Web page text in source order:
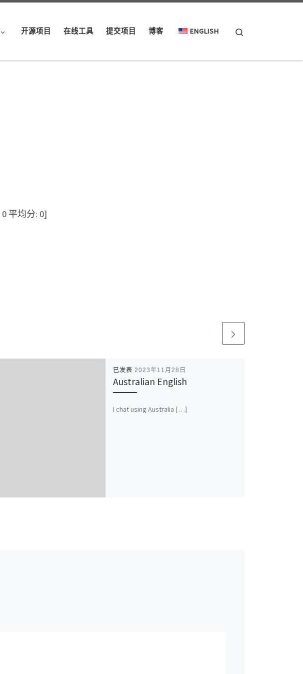
开源项目 在线工具 提交项目 博客 ENGLISH
0 平均分: 0]
已发表 2023年11月28日
Australian English
I chat using Australia […]